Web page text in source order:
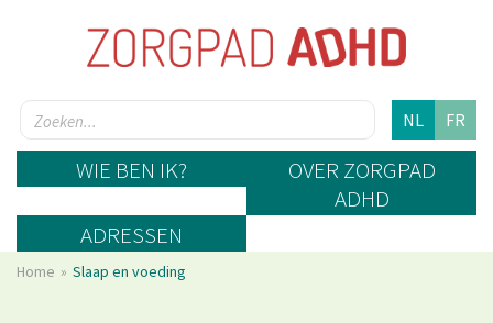
NL FR
WIE BEN IK?
OVER ZORGPAD
ADHD
ADRESSEN
Home Slaap en voeding